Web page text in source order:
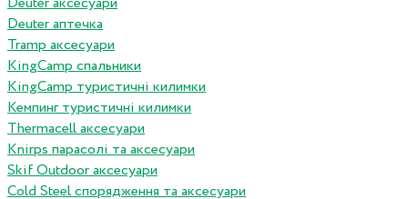
Deuter аптечка
Tramp аксесуари
KingCamp спальники
KingCamp туристичні килимки
Кемпинг туристичні килимки
Thermacell аксесуари
Knirps парасолі та аксесуари
Skif Outdoor аксесуари
Cold Steel спорядження та аксесуари